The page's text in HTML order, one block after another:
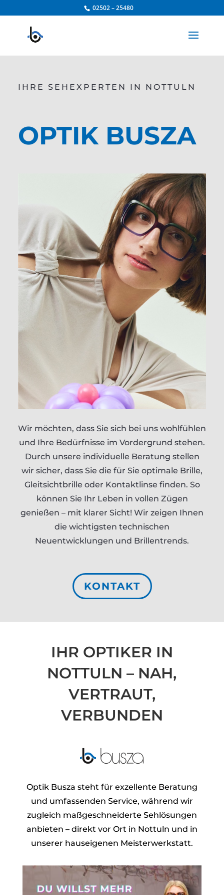
springen
02502 – 25480
IHRE SEHEXPERTEN IN NOTTULN
OPTIK BUSZA
Wir möchten, dass Sie sich bei uns wohlfühlen
und Ihre Bedürfnisse im Vordergrund stehen.
Durch unsere individuelle Beratung stellen
wir sicher, dass Sie die für Sie optimale Brille,
Gleitsichtbrille oder Kontaktlinse finden. So
können Sie Ihr Leben in vollen Zügen
genießen – mit klarer Sicht! Wir zeigen Ihnen
die wichtigsten technischen
Neuentwicklungen und Brillentrends.
KONTAKT
IHR OPTIKER IN
NOTTULN – NAH,
VERTRAUT,
VERBUNDEN
Optik Busza steht für exzellente Beratung
und umfassenden Service, während wir
zugleich maßgeschneiderte Sehlösungen
anbieten – direkt vor Ort in Nottuln und in
unserer hauseigenen Meisterwerkstatt.